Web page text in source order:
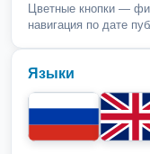
Цветные кнопки —
навигация по дате
Языки